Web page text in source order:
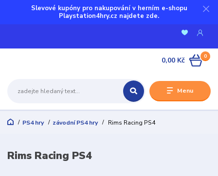
Slevové kupóny pro nakupování v herním e-shopu
Playstation4hry.cz najdete zde.
Menu
0
0,00 Kč
PS4 hry závodní PS4 hry Rims Racing PS4
Rims Racing PS4